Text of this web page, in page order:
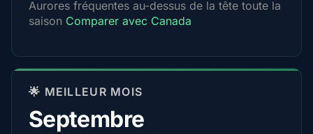
Aurores fréquentes au-dessus de la tête toute la
saison Comparer avec Canada
🌟 MEILLEUR MOIS
Septembre